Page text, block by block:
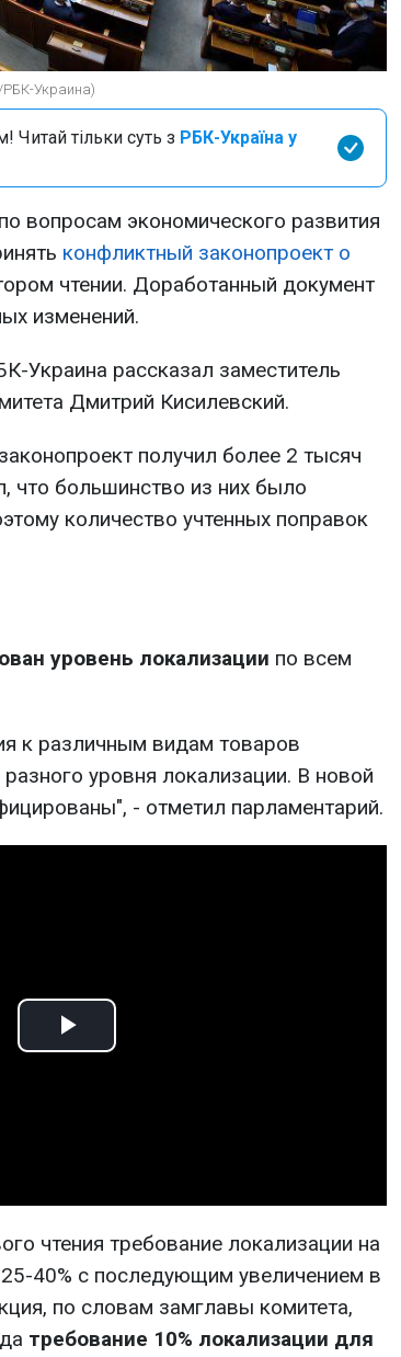
РБК-Украина)
Читай тільки суть з РБК-Україна у
вопросам экономического развития
конфликтный законопроект о
чтении. Доработанный документ
изменений.
Украина рассказал заместитель
Дмитрий Кисилевский.
получил более 2 тысяч
что большинство из них было
количество учтенных поправок
уровень локализации по всем
к различным видам товаров
уровня локализации. В новой
- отметил парламентарий.
Play
чтения требование локализации на
40% с последующим увеличением в
по словам замглавы комитета,
требование 10% локализации для